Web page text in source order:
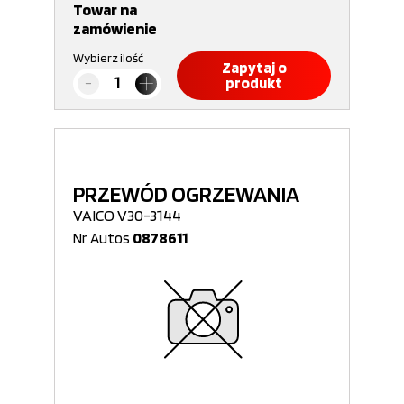
Towar na
zamówienie
Wybierz ilość
Zapytaj o
produkt
PRZEWÓD OGRZEWANIA
VAICO V30-3144
Nr Autos 0878611